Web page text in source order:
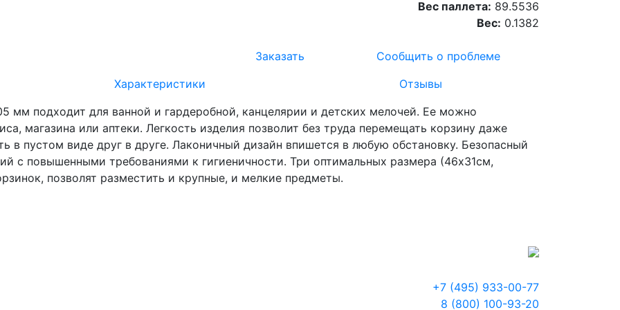
Вес паллета: 89.5536
Вес: 0.1382
Заказать
Сообщить о проблеме
Характеристики
Отзывы
мм подходит для ванной и гардеробной, канцелярии и детских мелочей. Ее можно
магазина или аптеки. Легкость изделия позволит без труда перемещать корзину даже
в пустом виде друг в друге. Лаконичный дизайн впишется в любую обстановку. Безопасный
с повышенными требованиями к гигиеничности. Три оптимальных размера (46х31см,
позволят разместить и крупные, и мелкие предметы.
+7 (495) 933-00-77
8 (800) 100-93-20